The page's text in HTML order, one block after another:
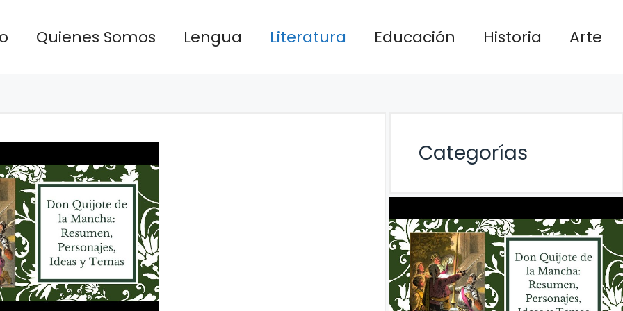
Quienes Somos Lengua Literatura Educación Historia Arte
Categorías